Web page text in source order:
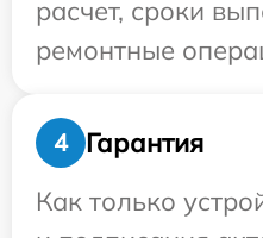
расчет, сроки
ремонтные
4
Гарантия
Как только